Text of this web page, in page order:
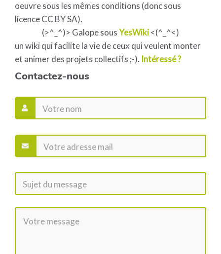
oeuvre sous les mêmes conditions (donc sous
licence CC BY SA).
(>^_^)> Galope sousYesWiki<(^_^<)
un wiki qui facilite la vie de ceux qui veulent monter
et animer des projets collectifs ;-). Intéressé ?
Contactez-nous